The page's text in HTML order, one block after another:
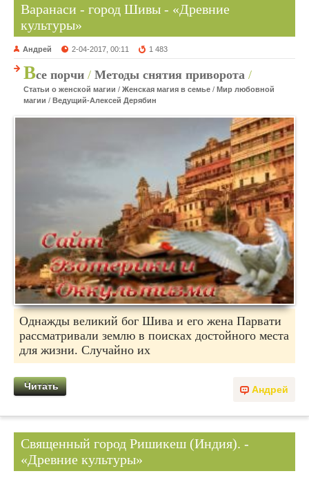
Варанаси - город Шивы - «Древние
культуры»
Андрей 2-04-2017, 00:11 1 483
Все порчи / Методы снятия приворота /
Статьи о женской магии / Женская магия в семье / Мир любовной
магии / Ведущий-Алексей Дерябин
Однажды великий бог Шива и его жена Парвати
рассматривали землю в поисках достойного места
для жизни. Случайно их
Андрей
Читать
Священный город Ришикеш (Индия). -
«Древние культуры»